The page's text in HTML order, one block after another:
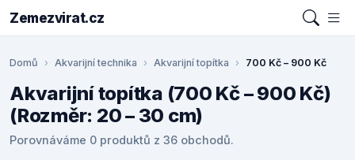
Zemezvirat.cz
Domů Akvarijní technika Akvarijní topítka 700 Kč – 900 Kč
Akvarijní topítka (700 Kč – 900 Kč)
(Rozměr: 20 – 30 cm)
Porovnáváme 0 produktů z 36 obchodů.